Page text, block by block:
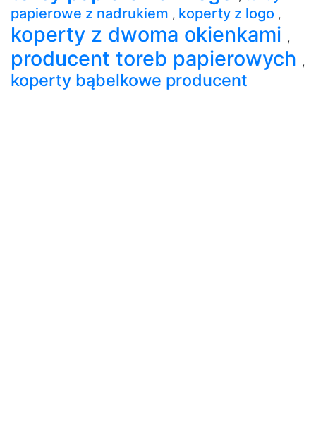
papierowe z nadrukiem , koperty z logo ,
koperty z dwoma okienkami ,
producent toreb papierowych ,
koperty bąbelkowe producent